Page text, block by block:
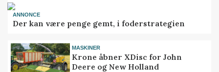
ANNONCE
Der kan være penge gemt, i foderstrategien
MASKINER
Krone åbner XDisc for John
Deere og New Holland